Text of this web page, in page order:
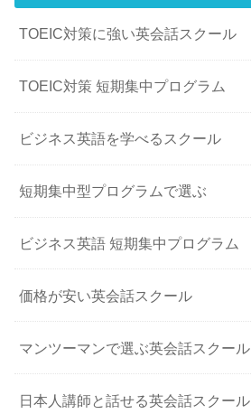
TOEIC対策に強い英会話スクール
TOEIC対策 短期集中プログラム
ビジネス英語を学べるスクール
短期集中型プログラムで選ぶ
ビジネス英語 短期集中プログラム
価格が安い英会話スクール
マンツーマンで選ぶ英会話スクール
日本人講師と話せる英会話スクール